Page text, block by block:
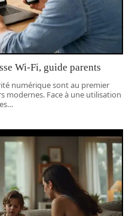
Wi-Fi, guide parents
numérique sont au premier
modernes. Face à une utilisation
…